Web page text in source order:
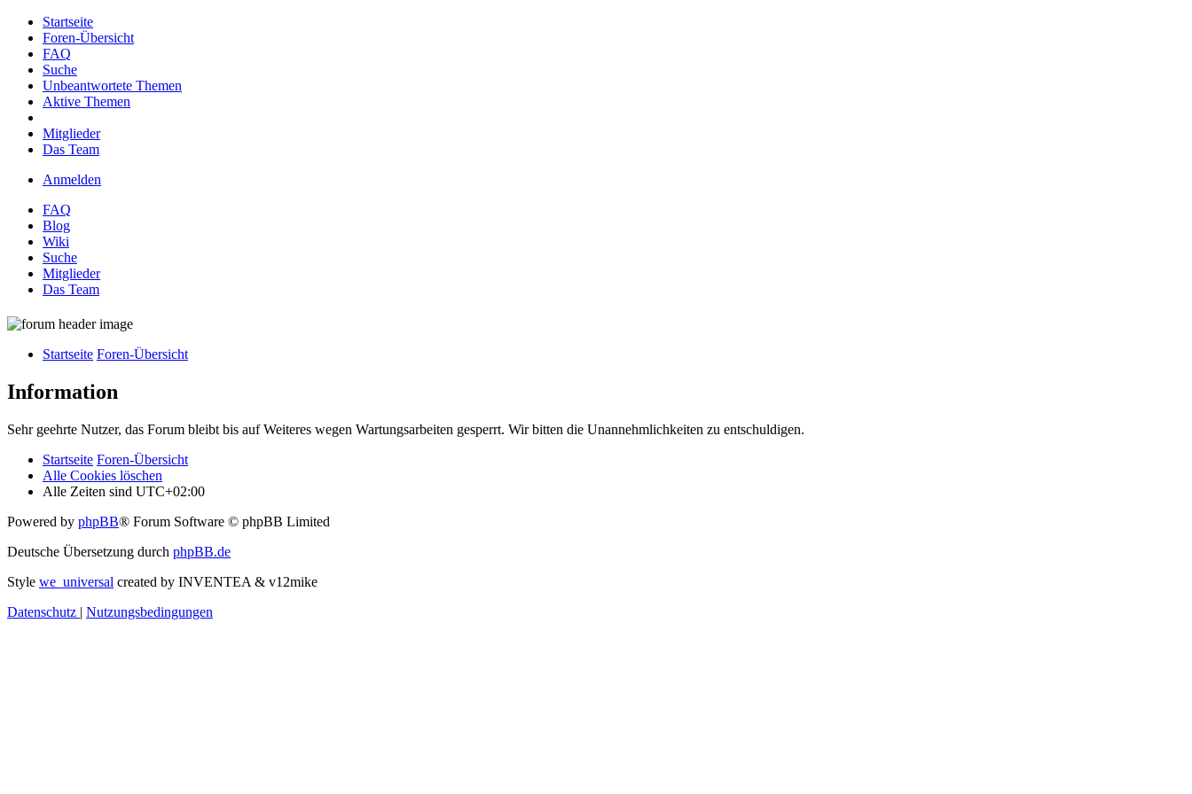
Startseite
Foren-Übersicht
FAQ
Suche
Unbeantwortete Themen
Aktive Themen
Mitglieder
Das Team
Anmelden
FAQ
Blog
Wiki
Suche
Mitglieder
Das Team
Startseite Foren-Übersicht
Information
Sehr geehrte Nutzer, das Forum bleibt bis auf Weiteres wegen Wartungsarbeiten gesperrt. Wir bitten die Unannehmlichkeiten zu entschuldigen.
Startseite Foren-Übersicht
Alle Cookies löschen
Alle Zeiten sind UTC+02:00
Powered by phpBB® Forum Software © phpBB Limited
Deutsche Übersetzung durch phpBB.de
Style we_universal created by INVENTEA & v12mike
Datenschutz | Nutzungsbedingungen